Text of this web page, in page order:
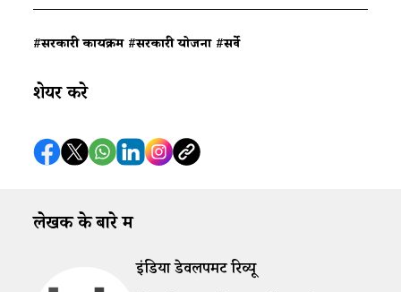
#सरकारी कार्यक्रम #सरकारी योजना #सर्वे
शेयर करे
लेखक के बारे में
इंडिया डेवलपमेंट रिव्यू